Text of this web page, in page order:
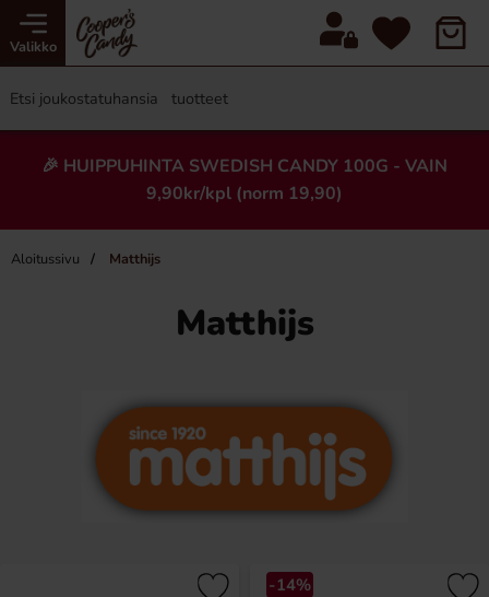
Valikko
🎉 HUIPPUHINTA SWEDISH CANDY 100G - VAIN
9,90kr/kpl (norm 19,90)
Aloitussivu Matthijs
Matthijs
-14%